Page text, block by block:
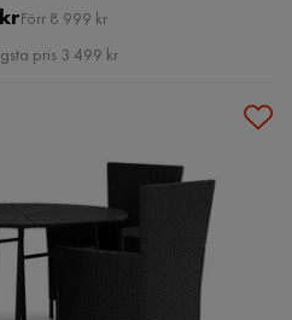
Pris
Original
Pris
Förr 8 999 kr
pris 3 499 kr